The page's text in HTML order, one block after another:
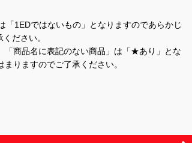
1EDではないもの」となりますのであらかじ
ださい。
商品名に表記のない商品」は「★あり」とな
りますのでご了承ください。